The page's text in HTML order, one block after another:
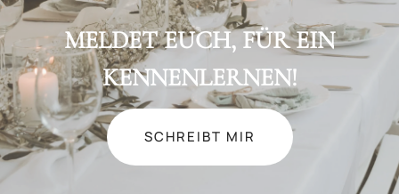
MELDET EUCH, FÜR EIN
KENNENLERNEN!
SCHREIBT MIR